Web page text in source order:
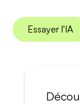
Essayer l'IA